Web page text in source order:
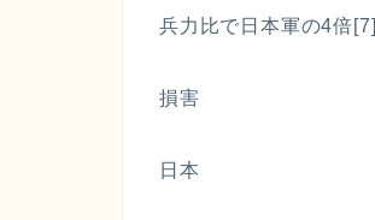
兵力比で日本軍の4倍[7]
損害
日本